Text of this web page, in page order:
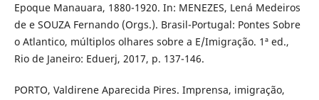
Epoque Manauara, 1880-1920. In: MENEZES, Lená Medeiros
de e SOUZA Fernando (Orgs.). Brasil-Portugal: Pontes Sobre
o Atlantico, múltiplos olhares sobre a E/Imigração. 1ª ed.,
Rio de Janeiro: Eduerj, 2017, p. 137-146.
PORTO, Valdirene Aparecida Pires. Imprensa, imigração,